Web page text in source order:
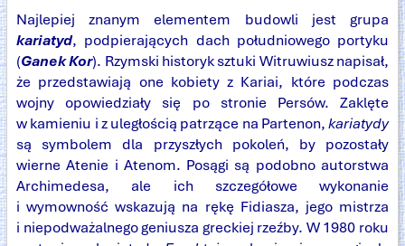
Najlepiej znanym elementem budowli jest grupa
kariatyd, podpierających dach południowego portyku
(Ganek Kor). Rzymski historyk sztuki Witruwiusz napisał,
że przedstawiają one kobiety z Kariai, które podczas
wojny opowiedziały się po stronie Persów. Zaklęte
w kamieniu i z uległością patrzące na Partenon,kariatydy
są symbolem dla przyszłych pokoleń, by pozostały
wierne Atenie i Atenom. Posągi są podobno autorstwa
Archimedesa, ale ich szczegółowe wykonanie
i wymowność wskazują na rękę Fidiasza, jego mistrza
i niepodważalnego geniusza greckiej rzeźby. W 1980 roku